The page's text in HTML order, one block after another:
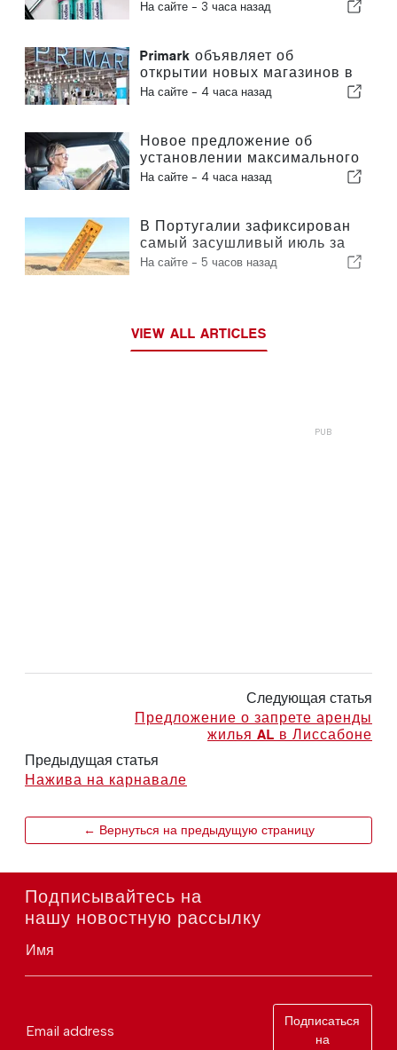
ожирения
На сайте - 3 часа назад
Primark объявляет об
открытии новых магазинов в
Португалии
На сайте - 4 часа назад
Новое предложение об
установлении максимального
возраста для вождения
На сайте - 4 часа назад
В Португалии зафиксирован
самый засушливый июль за
столетие
На сайте - 5 часов назад
VIEW ALL ARTICLES
Следующая статья
Предложение о запрете аренды
жилья AL в Лиссабоне
Предыдущая статья
Нажива на карнавале
← Вернуться на предыдущую страницу
Подписывайтесь на
нашу новостную рассылку
Имя
Email address
Подписаться
на